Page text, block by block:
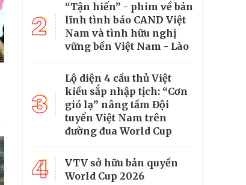
2
“Tận hiến” - phim về bản
lĩnh tình báo CAND Việt
Nam và tình hữu nghị
vững bền Việt Nam - Lào
3
Lộ diện 4 cầu thủ Việt
kiều sắp nhập tịch: “Cơn
gió lạ” nâng tầm Đội
tuyển Việt Nam trên
đường đua World Cup
4
VTV sở hữu bản quyền
World Cup 2026